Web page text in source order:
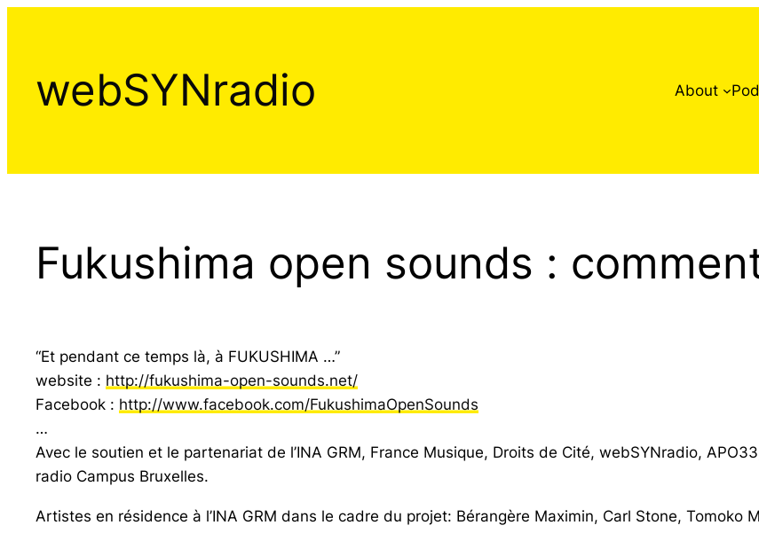
webSYNradio About
Fukushima open sounds :
“Et pendant ce temps là, à FUKUSHIMA …”
website : http://fukushima-open-sounds.net/
Facebook : http://www.facebook.com/FukushimaOpenSounds
…
Avec le soutien et le partenariat de l’INA GRM, France Musique, Droits de Cité, webSYNradio,
radio Campus Bruxelles.
Artistes en résidence à l’INA GRM dans le cadre du projet: Bérangère Maximin, Carl Stone, Tomoko